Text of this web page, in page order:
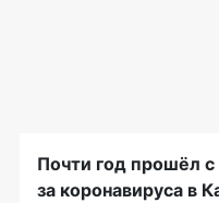
Почти год прошёл с
за коронавируса в